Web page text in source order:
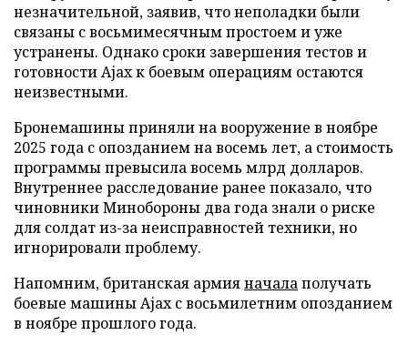
незначительной, заявив, что неполадки были
связаны с восьмимесячным простоем и уже
устранены. Однако сроки завершения тестов и
готовности Ajax к боевым операциям остаются
неизвестными.
Бронемашины приняли на вооружение в ноябре
2025 года с опозданием на восемь лет, а стоимость
программы превысила восемь млрд долларов.
Внутреннее расследование ранее показало, что
чиновники Минобороны два года знали о риске
для солдат из-за неисправностей техники, но
игнорировали проблему.
Напомним, британская армияначалаполучать
боевые машины Ajax с восьмилетним опозданием
в ноябре прошлого года.